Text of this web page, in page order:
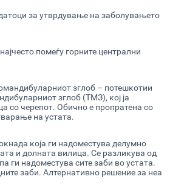
за утврдување на заболувањето
помеѓу горните централни
зглоб – потешкотии
зглоб (ТМЗ), кој ја
со черепот. Обично е пропратена со
на устата.
која ги надоместува делумно
и долната вилица. Се разликува од
ги надоместува сите заби во устата.
заби. Алтернативно решение за неа